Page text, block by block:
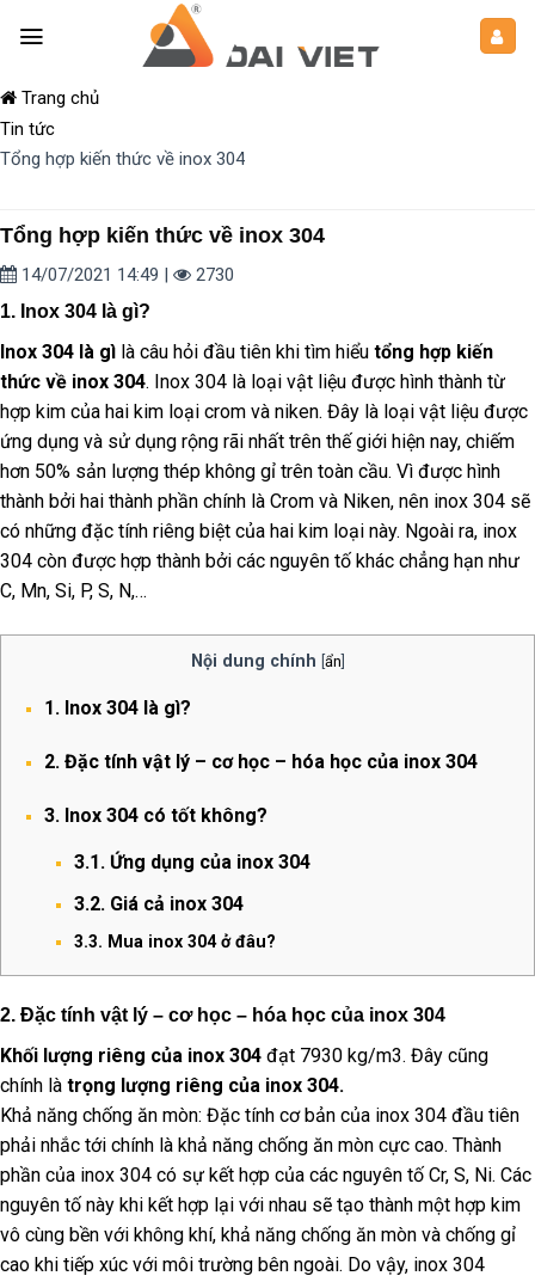
Trang chủ
Tin tức
Tổng hợp kiến thức về inox 304
Tổng hợp kiến thức về inox 304
14/07/2021 14:49 | 2730
1. Inox 304 là gì?
Inox 304 là gì là câu hỏi đầu tiên khi tìm hiểu tổng hợp kiến
thức về inox 304. Inox 304 là loại vật liệu được hình thành từ
hợp kim của hai kim loại crom và niken. Đây là loại vật liệu được
ứng dụng và sử dụng rộng rãi nhất trên thế giới hiện nay, chiếm
hơn 50% sản lượng thép không gỉ trên toàn cầu. Vì được hình
thành bởi hai thành phần chính là Crom và Niken, nên inox 304 sẽ
có những đặc tính riêng biệt của hai kim loại này. Ngoài ra, inox
304 còn được hợp thành bởi các nguyên tố khác chẳng hạn như
C, Mn, Si, P, S, N,…
Nội dung chính ẩn
1. Inox 304 là gì?
2. Đặc tính vật lý – cơ học – hóa học của inox 304
3. Inox 304 có tốt không?
3.1. Ứng dụng của inox 304
3.2. Giá cả inox 304
3.3. Mua inox 304 ở đâu?
2. Đặc tính vật lý – cơ học – hóa học của inox 304
Khối lượng riêng của inox 304 đạt 7930 kg/m3. Đây cũng
chính là trọng lượng riêng của inox 304.
Khả năng chống ăn mòn: Đặc tính cơ bản của inox 304 đầu tiên
phải nhắc tới chính là khả năng chống ăn mòn cực cao. Thành
phần của inox 304 có sự kết hợp của các nguyên tố Cr, S, Ni. Các
nguyên tố này khi kết hợp lại với nhau sẽ tạo thành một hợp kim
vô cùng bền với không khí, khả năng chống ăn mòn và chống gỉ
cao khi tiếp xúc với môi trường bên ngoài. Do vậy, inox 304